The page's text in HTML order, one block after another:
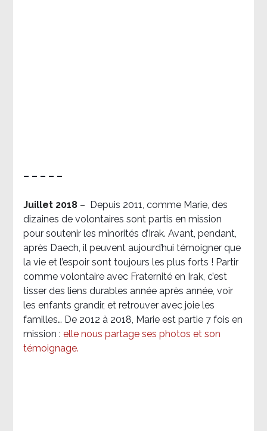
– – – – –
Juillet 2018 –
Depuis 2011, comme Marie, des
dizaines de volontaires sont partis en mission
pour soutenir les minorités d’Irak. Avant, pendant,
après Daech, il peuvent aujourd’hui témoigner que
la vie et l’espoir sont toujours les plus forts ! Partir
comme volontaire avec Fraternité en Irak, c’est
tisser des liens durables année après année, voir
les enfants grandir, et retrouver avec joie les
familles… De 2012 à 2018, Marie est partie 7 fois en
mission : elle nous partage ses photos et son
témoignage.